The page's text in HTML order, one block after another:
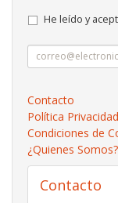
He leído y
Contacto
Política Privacidad
Condiciones de
¿Quienes Somos?
Contacto